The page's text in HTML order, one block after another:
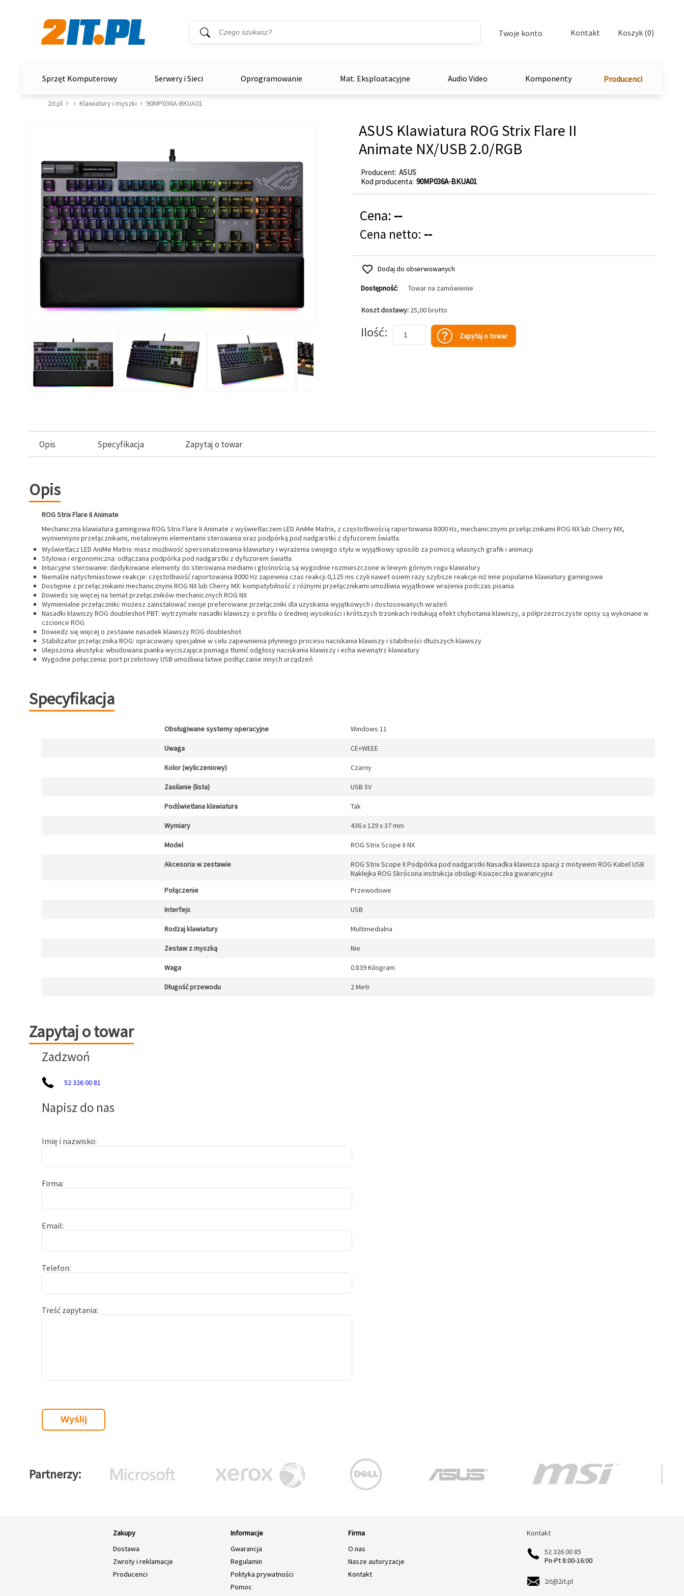
Wyszukiwarka
Słowo kluczowe
Twoje konto Kontakt Koszyk (0)
Sprzęt Komputerowy Serwery i Sieci Oprogramowanie Mat. Eksploatacyjne Audio Video Komponenty Producenci
2it.pl Klawiatury i myszki 90MP036A-BKUA01
ASUS Klawiatura ROG Strix Flare II
Animate NX/USB 2.0/RGB
Producent ASUS
Kod producenta 90MP036A-BKUA01
Cena: --
Cena netto: --
Dodaj do obserwowanych
Dostępność: Towar na zamówienie
Koszt dostawy: 25,00 brutto
Ilość Zapytaj o towar
Opis Specyfikacja Zapytaj o towar
Opis
ROG Strix Flare II Animate
Mechaniczna klawiatura gamingowa ROG Strix Flare II Animate z wyświetlaczem LED AniMe Matrix, z częstotliwością raportowania 8000 Hz, mechanicznymi przełącznikami ROG NX lub Cherry MX,
wymiennymi przełącznikami, metalowymi elementami sterowania oraz podpórką pod nadgarstki z dyfuzorem światła.
Wyświetlacz LED AniMe Matrix: masz możliwość spersonalizowania klawiatury i wyrażenia swojego stylu w wyjątkowy sposób za pomocą własnych grafik i animacji
Stylowa i ergonomiczna: odłączana podpórka pod nadgarstki z dyfuzorem światła
Intuicyjne sterowanie: dedykowane elementy do sterowania mediami i głośnością są wygodnie rozmieszczone w lewym górnym rogu klawiatury
Niemalże natychmiastowe reakcje: częstotliwość raportowania 8000 Hz zapewnia czas reakcji 0,125 ms czyli nawet osiem razy szybsze reakcje niż inne popularne klawiatury gamingowe
Dostępne z przełącznikami mechanicznymi ROG NX lub Cherry MX: kompatybilność z różnymi przełącznikami umożliwia wyjątkowe wrażenia podczas pisania
Dowiedz się więcej na temat przełączników mechanicznych ROG NX
Wymienialne przełączniki: możesz zainstalować swoje preferowane przełączniki dla uzyskania wyjątkowych i dostosowanych wrażeń
Nasadki klawiszy ROG doubleshot PBT: wytrzymałe nasadki klawiszy o profilu o średniej wysokości i krótszych trzonkach redukują efekt chybotania klawiszy, a półprzezroczyste opisy są wykonane w
czcionce ROG
Dowiedz się więcej o zestawie nasadek klawiszy ROG doubleshot
Stabilizator przełącznika ROG: opracowany specjalnie w celu zapewnienia płynnego procesu naciskania klawiszy i stabilności dłuższych klawiszy
Ulepszona akustyka: wbudowana pianka wyciszająca pomaga tłumić odgłosy naciskania klawiszy i echa wewnątrz klawiatury
Wygodne połączenia: port przelotowy USB umożliwia łatwe podłączanie innych urządzeń
Specyfikacja
Obsługiwane systemy operacyjne Windows 11
Uwaga CE+WEEE
Kolor (wyliczeniowy) Czarny
Zasilanie (lista) USB 5V
Podświetlana klawiatura Tak
Wymiary 436 x 129 x 37 mm
Model ROG Strix Scope II NX
Akcesoria w zestawie
ROG Strix Scope II Podpórka pod nadgarstki Nasadka klawisza spacji z motywem ROG Kabel USB
Naklejka ROG Skrócona instrukcja obslugi Ksiazeczka gwarancyjna
Połączenie
Przewodowe
Interfejs USB
Rodzaj klawiatury Multimedialna
Zestaw z myszką Nie
Waga 0.839 Kilogram
Długość przewodu 2 Metr
Zapytaj o towar
Zapytaj o towar
Zadzwoń
52 326 00 81
Napisz do nas
Imię i nazwisko
Firma
Email
Telefon
Treść zapytania
Partnerzy
Zakupy
Dostawa
Zwroty i reklamacje
Producenci
Informacje
Gwarancja
Regulamin
Polityka prywatności
Pomoc
Firma
O nas
Nasze autoryzacje
Kontakt
Kontakt
Kontakt
52 326 00 85
Pn-Pt 8:00-16:00
2it@2it.pl